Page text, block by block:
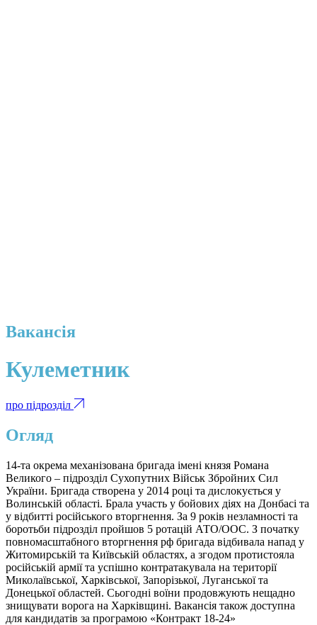
Вакансія
Кулеметник
про підрозділ
Огляд
14-та окрема механізована бригада імені князя Романа
Великого – підрозділ Сухопутних Військ Збройних Сил
України. Бригада створена у 2014 році та дислокується у
Волинській області. Брала участь у бойових діях на Донбасі та
у відбитті російського вторгнення. За 9 років незламності та
боротьби підрозділ пройшов 5 ротацій АТО/ООС. З початку
повномасштабного вторгнення рф бригада відбивала напад у
Житомирській та Київській областях, а згодом протистояла
російській армії та успішно контратакувала на території
Миколаївської, Харківської, Запорізької, Луганської та
Донецької областей. Сьогодні воїни продовжують нещадно
знищувати ворога на Харківщині. Вакансія також доступна
для кандидатів за програмою «Контракт 18-24»